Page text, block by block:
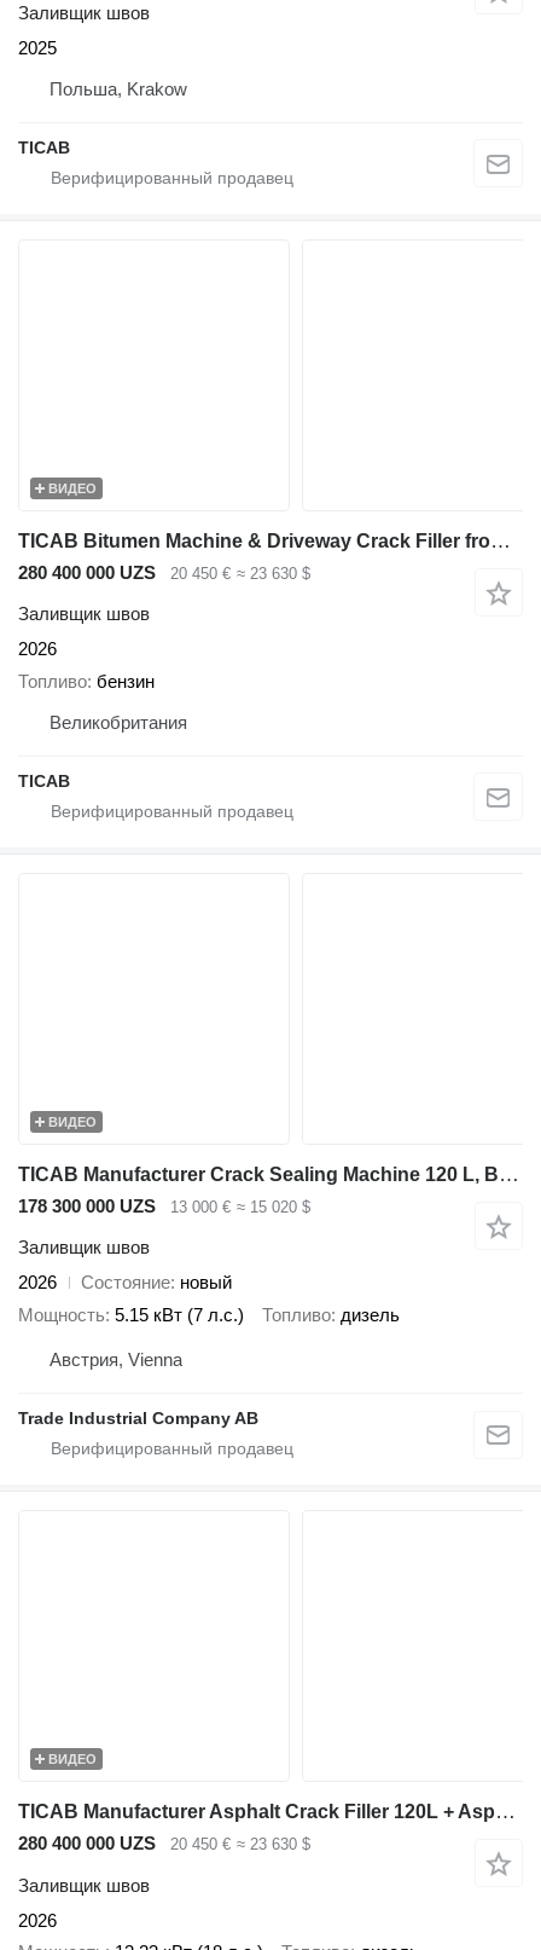
Заливщик швов
2025
Польша, Krakow
TICAB
ВИДЕО
TICAB Bitumen Machine & Driveway Crack Filler from Manufacturer
280 400 000 UZS 20 450 € ≈ 23 630 $
Заливщик швов
2026
Топливо бензин
Великобритания
TICAB
ВИДЕО
TICAB Manufacturer Crack Sealing Machine 120 L, BPM-120
178 300 000 UZS 13 000 € ≈ 15 020 $
Заливщик швов
2026
Состояние новый
Мощность 5.15 кВт (7 л.с.) Топливо дизель
Австрия, Vienna
Trade Industrial Company AB
ВИДЕО
TICAB Manufacturer Asphalt Crack Filler 120L + Asphalt Sprayer 750L
280 400 000 UZS 20 450 € ≈ 23 630 $
Заливщик швов
2026